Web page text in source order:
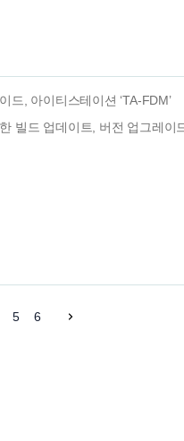
드, 아이티스테이션 ‘TA-FDM’
빌드 업데이트, 버전 업그레이
5 6